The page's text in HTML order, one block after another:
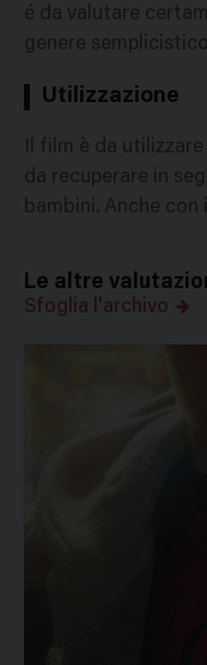
é da valutare
genere
Utilizzazione
Il film è da
da recuperare in
bambini. Anche
Le altre
Sfoglia l'archivo